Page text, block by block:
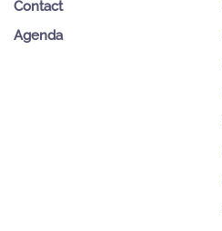
Contact
Agenda